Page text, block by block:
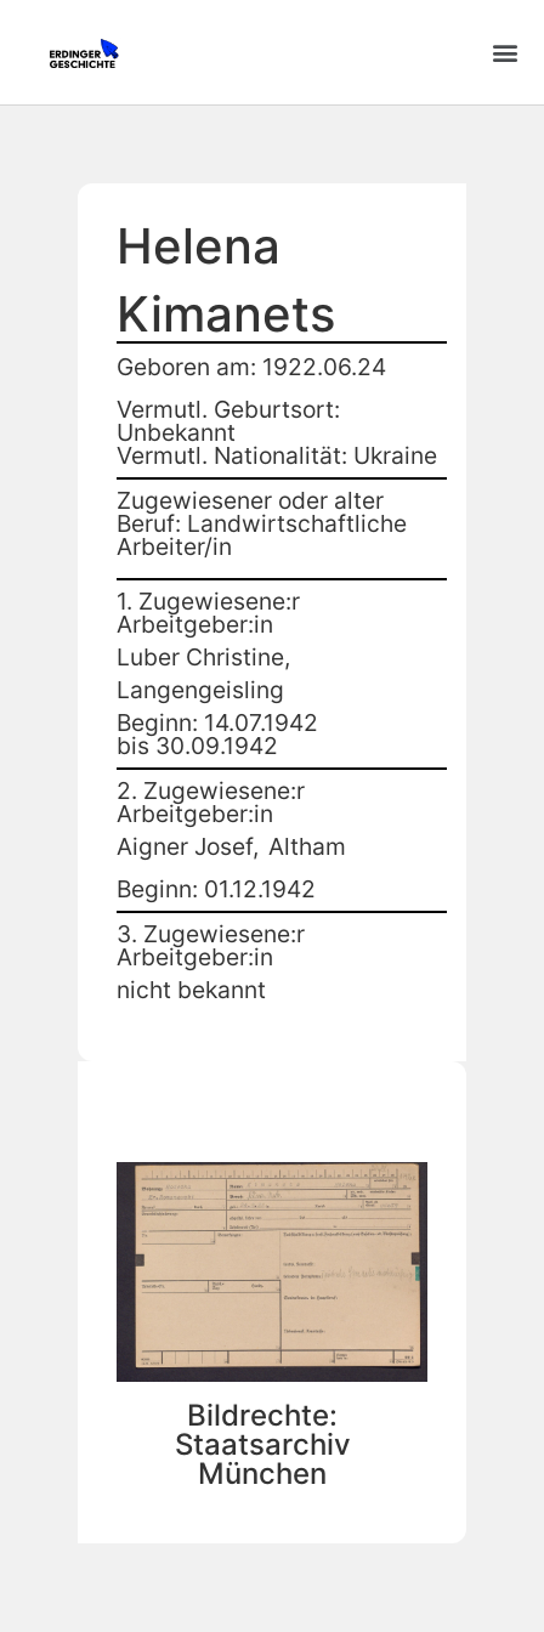
Helena
Kimanets
Geboren am: 1922.06.24
Vermutl. Geburtsort:
Unbekannt
Vermutl. Nationalität: Ukraine
Zugewiesener oder alter
Beruf: Landwirtschaftliche
Arbeiter/in
1. Zugewiesene:r
Arbeitgeber:in
Luber Christine,
Langengeisling
Beginn: 14.07.1942
bis 30.09.1942
2. Zugewiesene:r
Arbeitgeber:in
Aigner Josef, Altham
Beginn: 01.12.1942
3. Zugewiesene:r
Arbeitgeber:in
nicht bekannt
Bildrechte:
Staatsarchiv
München